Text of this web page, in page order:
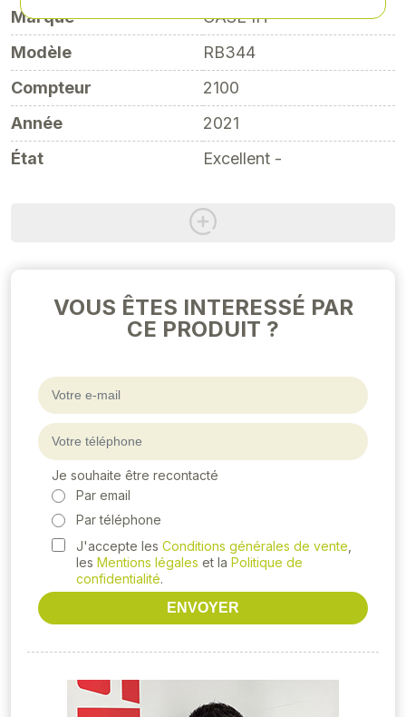
Marque
CASE IH
Modèle
RB344
Compteur
2100
Année
2021
État
Excellent -
VOUS ÊTES INTERESSÉ PAR
CE PRODUIT ?
Je souhaite être recontacté
Par email
Par téléphone
J'accepte les Conditions générales de vente
les Mentions légales et la Politique de
confidentialité.
ENVOYER